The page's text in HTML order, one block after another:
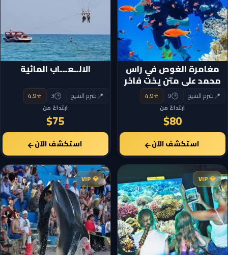
مغامرة الغوص في راس
محمد على متن يخت فاخر
📍شرم الشيخ 🕒
9
⭐
4.9
ابتداءً من
$80
استكشف الآن←
الالــعـــاب المائية
📍شرم الشيخ 🕒
3
⭐
4.9
ابتداءً من
$75
استكشف الآن←
💎 VIP
💎 VIP